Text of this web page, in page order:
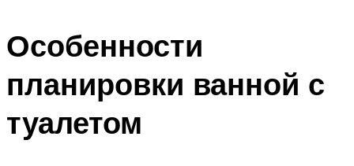
Особенности
планировки ванной с
туалетом